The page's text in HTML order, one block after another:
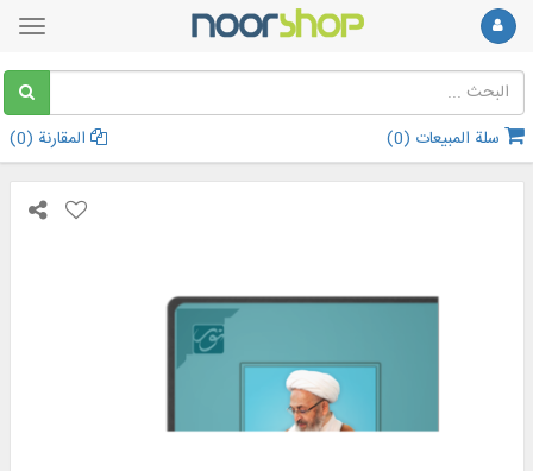
سلة المبيعات (0
) المقارنة (0
)